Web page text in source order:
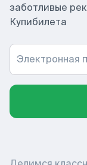
заботливые
Купибилета
Электронная